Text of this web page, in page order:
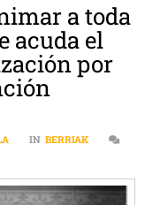
a toda
acuda el
por
IN BERRIAK
AZABAL: “ANIMAR A